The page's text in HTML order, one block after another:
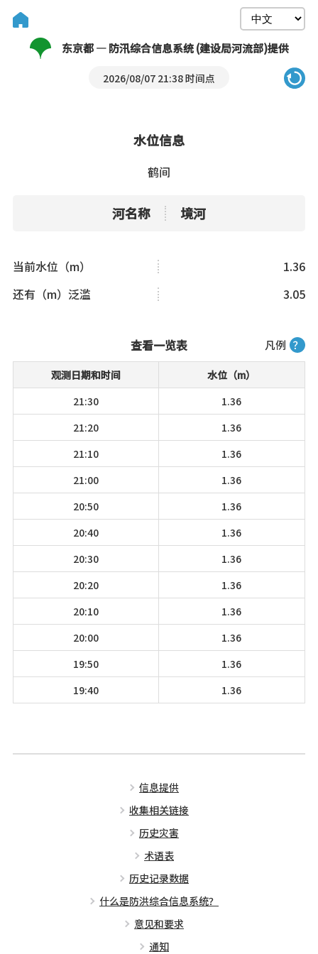
东京都 — 防汛综合信息系统 (建设局河流部)提供
2026/08/07 21:38 时间点
水位信息
鹤间
河名称 境河
当前水位（m）
1.36
还有（m）泛滥
3.05
凡例 ？
查看一览表
观测日期和时间
水位（m）
21:30
1.36
21:20
1.36
21:10
1.36
21:00
1.36
20:50
1.36
20:40
1.36
20:30
1.36
20:20
1.36
20:10
1.36
20:00
1.36
19:50
1.36
19:40
1.36
信息提供
收集相关链接
历史灾害
术语表
历史记录数据
什么是防洪综合信息系统？
意见和要求
通知